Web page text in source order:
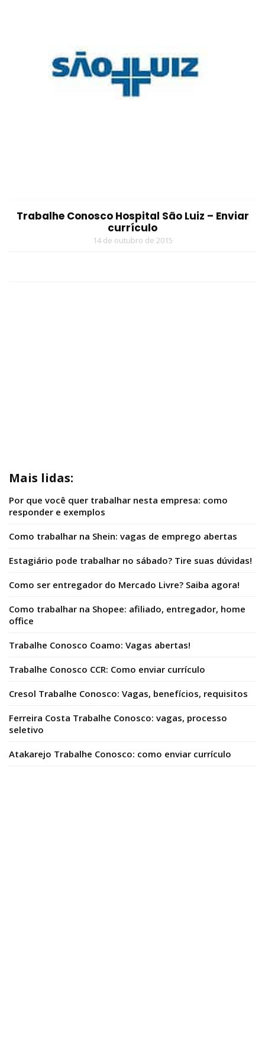
Trabalhe Conosco Hospital São Luiz – Enviar
currículo
14 de outubro de 2015
Mais lidas:
Por que você quer trabalhar nesta empresa: como
responder e exemplos
Como trabalhar na Shein: vagas de emprego abertas
Estagiário pode trabalhar no sábado? Tire suas dúvidas!
Como ser entregador do Mercado Livre? Saiba agora!
Como trabalhar na Shopee: afiliado, entregador, home
office
Trabalhe Conosco Coamo: Vagas abertas!
Trabalhe Conosco CCR: Como enviar currículo
Cresol Trabalhe Conosco: Vagas, benefícios, requisitos
Ferreira Costa Trabalhe Conosco: vagas, processo
seletivo
Atakarejo Trabalhe Conosco: como enviar currículo